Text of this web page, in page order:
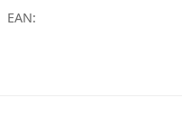
EAN: